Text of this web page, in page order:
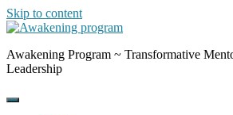
Skip to content
Awakening Program ~ Transformative
Leadership